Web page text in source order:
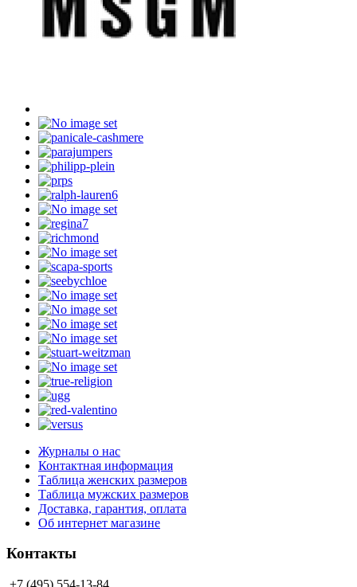
Журналы о нас
Контактная информация
Таблица женских размеров
Таблица мужских размеров
Доставка, гарантия, оплата
Об интернет магазине
Контакты
+7 (495) 554-13-84